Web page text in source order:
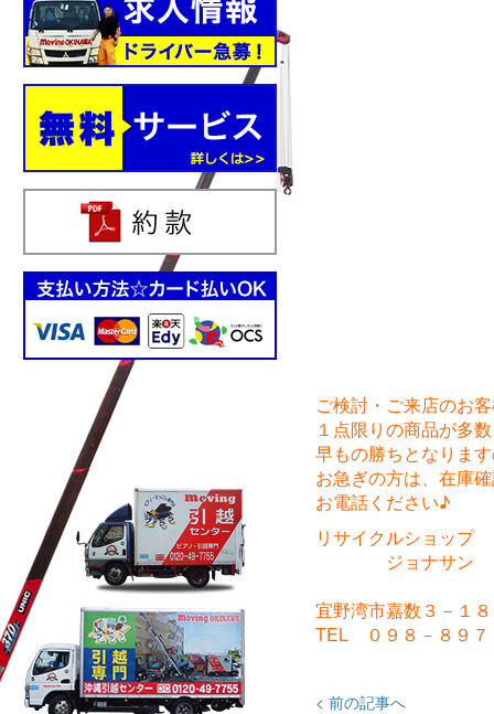
ご検討・ご来店のお
１点限りの商品が多
早もの勝ちとなりま
お急ぎの方は、在庫
お電話ください♪
リサイクルショップ
ジョナサン
宜野湾市嘉数３－１
TEL ０９８－８９７
< 前の記事へ